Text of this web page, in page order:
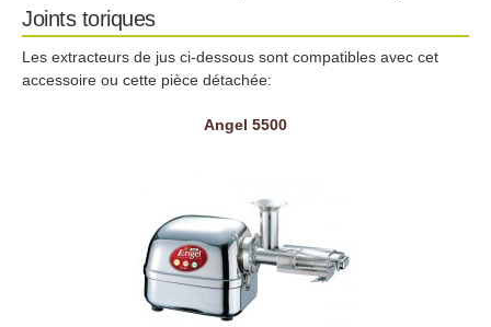
Joints toriques
Les extracteurs de jus ci-dessous sont compatibles avec cet
accessoire ou cette pièce détachée:
Angel 5500